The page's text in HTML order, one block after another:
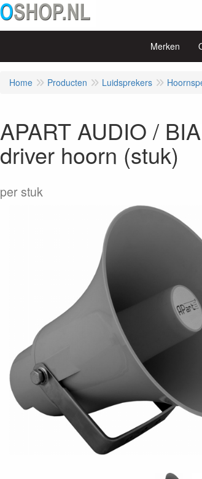
Merken
Home Producten Luidsprekers
APART AUDIO /
driver hoorn (stuk)
per stuk